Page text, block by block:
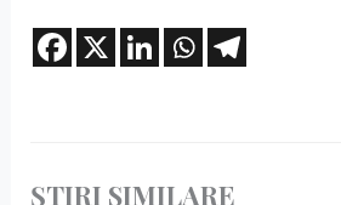
ȘTIRI SIMILARE